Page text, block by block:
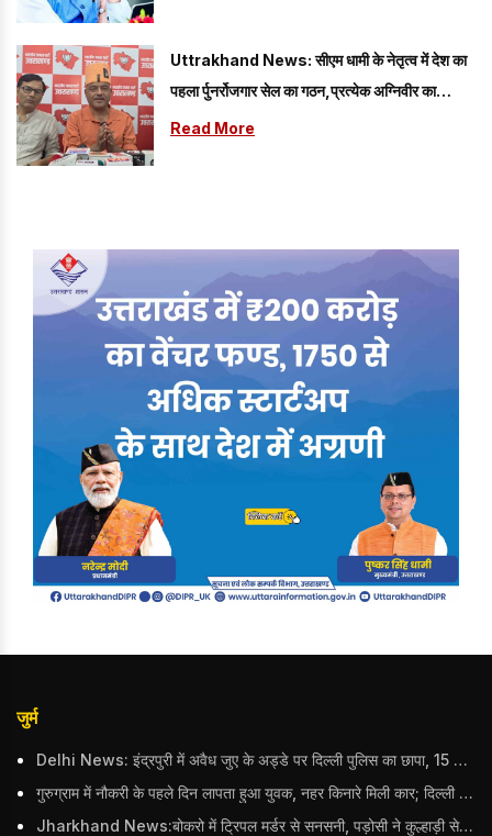
Uttrakhand News: सीएम धामी के नेतृत्व में देश का
पहला र्पुनर्रोजगार सेल का गठन,प्रत्येक अग्निवीर का
रोजगार
Read More
जुर्म
Delhi News: इंद्रपुरी में अवैध जुए के अड्डे पर दिल्ली पुलिस का छापा, 15 जुआरियों को पकड़ा; ₹3.61 लाख नकद और अन्य सामान बरामद
गुरुग्राम में नौकरी के पहले दिन लापता हुआ युवक, नहर किनारे मिली कार; दिल्ली पुलिस ने दर्ज की FIR
Jharkhand News:बोकरो में ट्रिपल मर्डर से सनसनी, पड़ोसी ने कुल्हाड़ी से पति-पत्नी और बहु की हत्या की